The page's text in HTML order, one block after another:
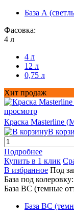
База А
Фасовка:
4 л
4 л
12 л
0,75 л
Хит продаж
просмотр
Краска Masterline
В
Подробнее
Купить в 1 клик
В избранное Под
База под колеровку:
База BС (темные
База BС